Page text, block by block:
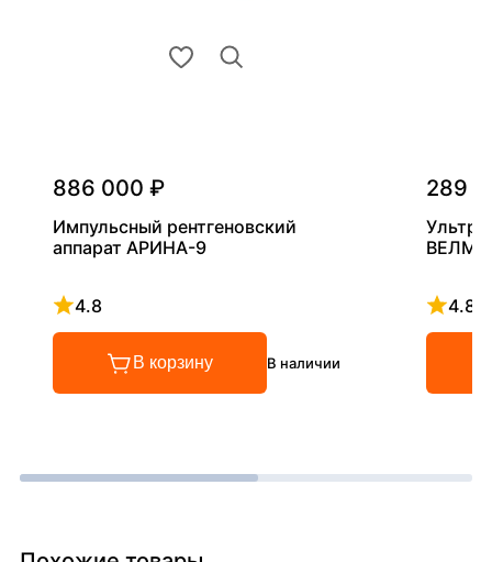
886 000 ₽
Импульсный рентгеновский
аппарат АРИНА-9
4.8
Рейтинг 4.8 из 5
В корзину В наличии
289
4.8